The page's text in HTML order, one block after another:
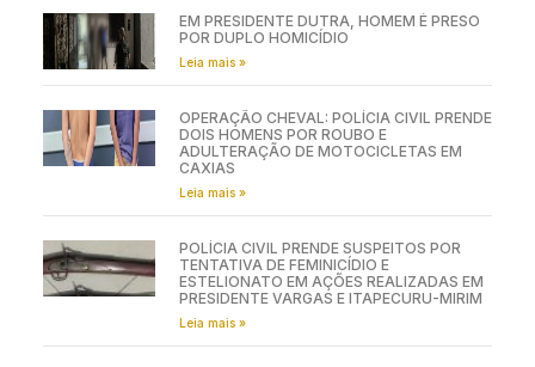
EM PRESIDENTE DUTRA, HOMEM É PRESO
POR DUPLO HOMICÍDIO
Leia mais »
OPERAÇÃO CHEVAL: POLÍCIA CIVIL PRENDE
DOIS HOMENS POR ROUBO E
ADULTERAÇÃO DE MOTOCICLETAS EM
CAXIAS
Leia mais »
POLÍCIA CIVIL PRENDE SUSPEITOS POR
TENTATIVA DE FEMINICÍDIO E
ESTELIONATO EM AÇÕES REALIZADAS EM
PRESIDENTE VARGAS E ITAPECURU-MIRIM
Leia mais »